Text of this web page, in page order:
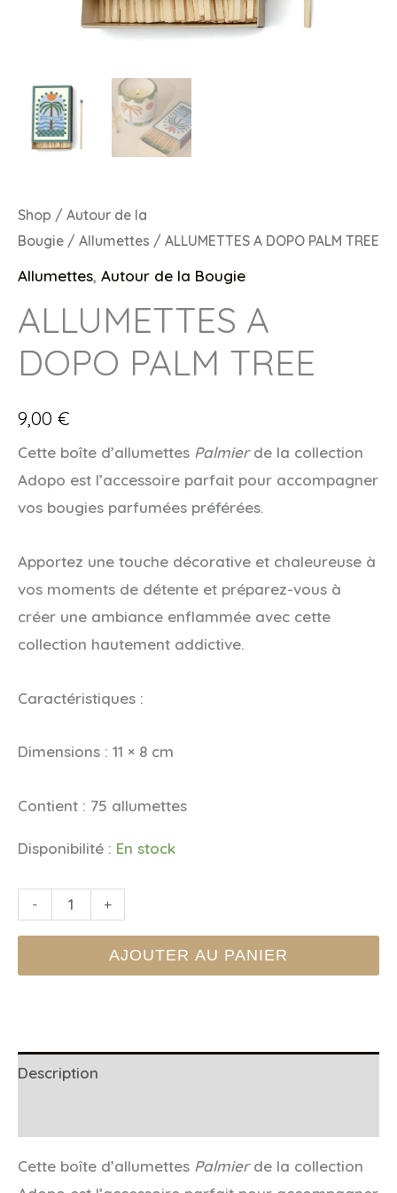
Shop / Autour de la
Bougie / Allumettes / ALLUMETTES A DOPO PALM TREE
Allumettes, Autour de la Bougie
ALLUMETTES A
DOPO PALM TREE
9,00 €
Cette boîte d’allumettes Palmierde la collection
Adopo est l’accessoire parfait pour accompagner
vos bougies parfumées préférées.
Apportez une touche décorative et chaleureuse à
vos moments de détente et préparez-vous à
créer une ambiance enflammée avec cette
collection hautement addictive.
Caractéristiques :
Dimensions : 11 × 8 cm
Contient : 75 allumettes
Disponibilité : En stock
-
quantité
TREE
+
AJOUTER AU PANIER
Description
Cette boîte d’allumettes Palmierde la collection